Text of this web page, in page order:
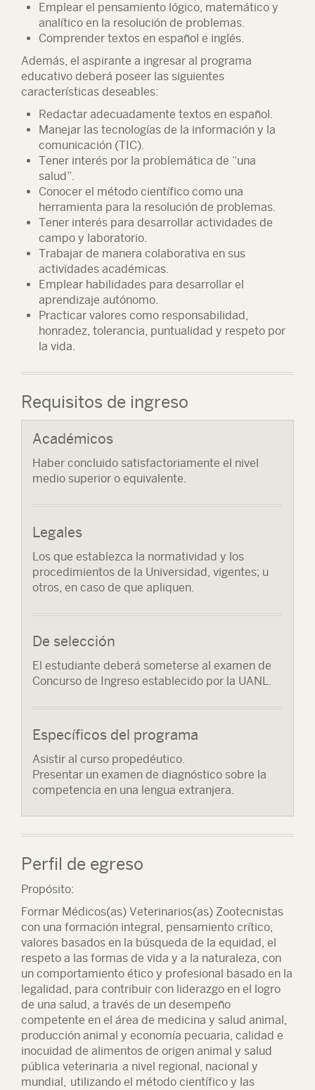
Emplear el pensamiento lógico, matemático y
analítico en la resolución de problemas.
Comprender textos en español e inglés.
Además, el aspirante a ingresar al programa
educativo deberá poseer las siguientes
características deseables:
Redactar adecuadamente textos en español.
Manejar las tecnologías de la información y la
comunicación (TIC).
Tener interés por la problemática de “una
salud”.
Conocer el método científico como una
herramienta para la resolución de problemas.
Tener interés para desarrollar actividades de
campo y laboratorio.
Trabajar de manera colaborativa en sus
actividades académicas.
Emplear habilidades para desarrollar el
aprendizaje autónomo.
Practicar valores como responsabilidad,
honradez, tolerancia, puntualidad y respeto por
la vida.
Requisitos de ingreso
Académicos
Haber concluido satisfactoriamente el nivel
medio superior o equivalente.
Legales
Los que establezca la normatividad y los
procedimientos de la Universidad, vigentes; u
otros, en caso de que apliquen.
De selección
El estudiante deberá someterse al examen de
Concurso de Ingreso establecido por la UANL.
Específicos del programa
Asistir al curso propedéutico.
Presentar un examen de diagnóstico sobre la
competencia en una lengua extranjera.
Perfil de egreso
Propósito:
Formar Médicos(as) Veterinarios(as) Zootecnistas
con una formación integral, pensamiento crítico,
valores basados en la búsqueda de la equidad, el
respeto a las formas de vida y a la naturaleza, con
un comportamiento ético y profesional basado en la
legalidad, para contribuir con liderazgo en el logro
de una salud, a través de un desempeño
competente en el área de medicina y salud animal,
producción animal y economía pecuaria, calidad e
inocuidad de alimentos de origen animal y salud
pública veterinaria a nivel regional, nacional y
mundial, utilizando el método científico y las